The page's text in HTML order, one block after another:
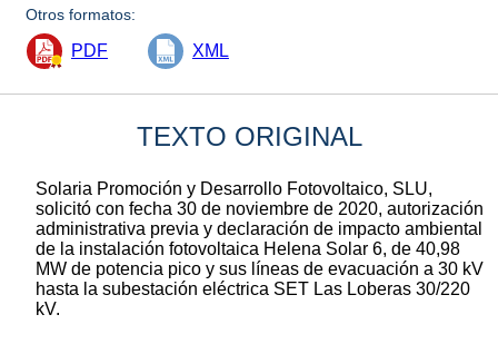
Otros formatos:
PDF XML
TEXTO ORIGINAL
Solaria Promoción y Desarrollo Fotovoltaico, SLU,
solicitó con fecha 30 de noviembre de 2020, autorización
administrativa previa y declaración de impacto ambiental
de la instalación fotovoltaica Helena Solar 6, de 40,98
MW de potencia pico y sus líneas de evacuación a 30 kV
hasta la subestación eléctrica SET Las Loberas 30/220
kV.